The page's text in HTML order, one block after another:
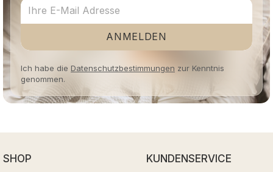
ANMELDEN
Ich habe die Datenschutzbestimmungen zur Kenntnis
genommen.
SHOP KUNDENSERVICE